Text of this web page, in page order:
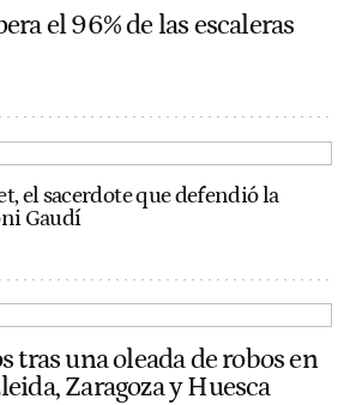
el 96% de las escaleras
el sacerdote que defendió la
Gaudí
tras una oleada de robos en
Zaragoza y Huesca